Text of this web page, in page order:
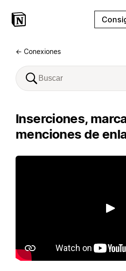
← Conexiones
Inserciones,
menciones de